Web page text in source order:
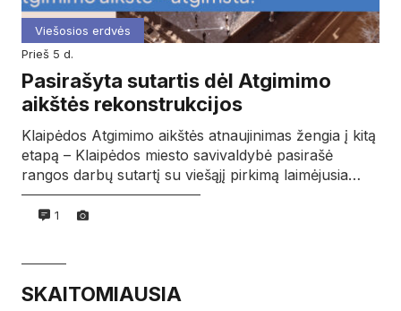
Viešosios erdvės
prieš 5 d.
Pasirašyta sutartis dėl Atgimimo
aikštės rekonstrukcijos
Klaipėdos Atgimimo aikštės atnaujinimas žengia į kitą
etapą – Klaipėdos miesto savivaldybė pasirašė
rangos darbų sutartį su viešąjį pirkimą laimėjusia…
1
SKAITOMIAUSIA